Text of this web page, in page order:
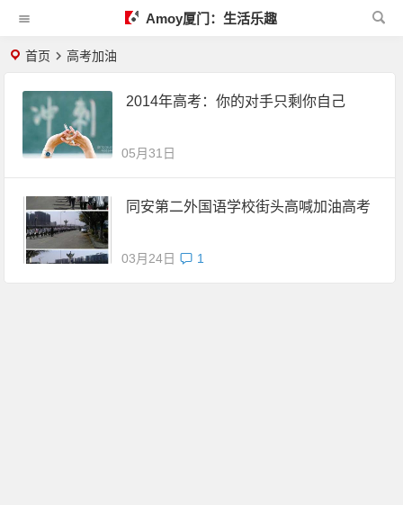
Amoy厦门：生活乐趣
首页 高考加油
2014年高考：你的对手只剩你自己
05月31日
同安第二外国语学校街头高喊加油高考
03月24日 1